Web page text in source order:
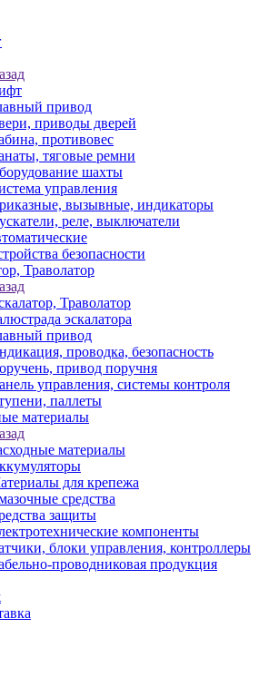
привод
приводы дверей
противовес
тяговые ремни
шахты
управления
вызывные, индикаторы
реле, выключатели
безопасности
Траволатор
Траволатор
эскалатора
привод
проводка, безопасность
привод поручня
управления, системы контроля
паллеты
материалы
материалы
для крепежа
средства
защиты
компоненты
блоки управления, контроллеры
проводниковая продукция